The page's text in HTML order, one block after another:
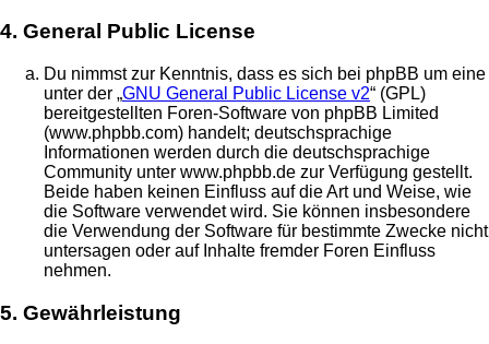
4. General Public License
Du nimmst zur Kenntnis, dass es sich bei phpBB um eine
unter der „GNU General Public License v2“ (GPL)
bereitgestellten Foren-Software von phpBB Limited
(www.phpbb.com) handelt; deutschsprachige
Informationen werden durch die deutschsprachige
Community unter www.phpbb.de zur Verfügung gestellt.
Beide haben keinen Einfluss auf die Art und Weise, wie
die Software verwendet wird. Sie können insbesondere
die Verwendung der Software für bestimmte Zwecke nicht
untersagen oder auf Inhalte fremder Foren Einfluss
nehmen.
5. Gewährleistung